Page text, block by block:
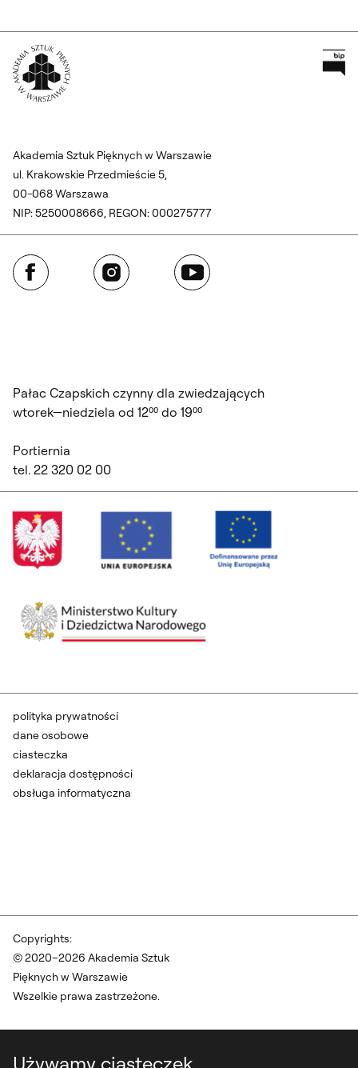
Używamy ciasteczek
Akademia Sztuk Pięknych w Warszawie
ul. Krakowskie Przedmieście 5,
00-068 Warszawa
NIP: 5250008666, REGON: 000275777
Facebook Instagram YouTube
Pałac Czapskich czynny dla zwiedzających
wtorek—niedziela od 12⁰⁰ do 19⁰⁰
Portiernia
tel. 22 320 02 00
Copyrights:
© 2020–2026 Akademia Sztuk
Pięknych w Warszawie
Wszelkie prawa zastrzeżone.
polityka prywatności
dane osobowe
ciasteczka
deklaracja dostępności
obsługa informatyczna